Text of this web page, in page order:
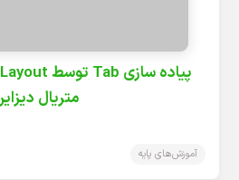
متریال
آموزش‌های پایه